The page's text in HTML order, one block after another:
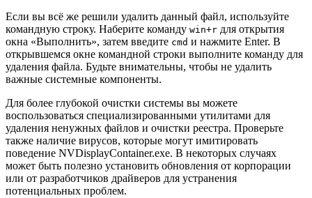
Если вы всё же решили удалить данный файл, используйте
командную строку. Наберите команду win+r для открытия
окна «Выполнить», затем введите cmd и нажмите Enter. В
открывшемся окне командной строки выполните команду для
удаления файла. Будьте внимательны, чтобы не удалить
важные системные компоненты.
Для более глубокой очистки системы вы можете
воспользоваться специализированными утилитами для
удаления ненужных файлов и очистки реестра. Проверьте
также наличие вирусов, которые могут имитировать
поведение NVDisplayContainer.exe. В некоторых случаях
может быть полезно установить обновления от корпорации
или от разработчиков драйверов для устранения
потенциальных проблем.